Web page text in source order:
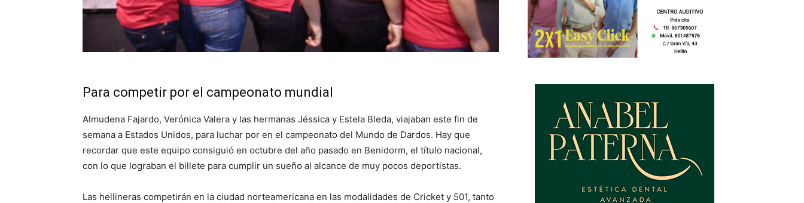
Para competir por el campeonato mundial
Almudena Fajardo, Verónica Valera y las hermanas Jéssica y Estela Bleda, viajaban este fin de
semana a Estados Unidos, para luchar por en el campeonato del Mundo de Dardos. Hay que
recordar que este equipo consiguió en octubre del año pasado en Benidorm, el título nacional,
con lo que lograban el billete para cumplir un sueño al alcance de muy pocos deportistas.
Las hellineras competirán en la ciudad norteamericana en las modalidades de Cricket y 501, tanto